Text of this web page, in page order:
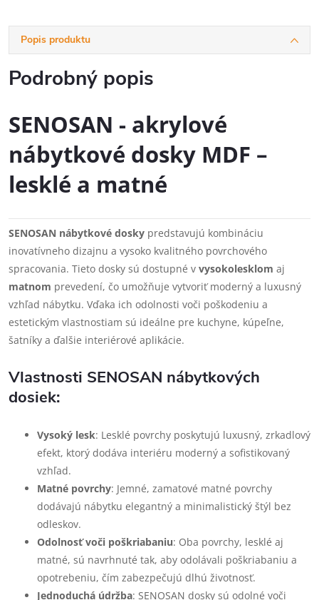
Popis produktu
Podrobný popis
SENOSAN - akrylové
nábytkové dosky MDF –
lesklé a matné
SENOSAN nábytkové dosky predstavujú kombináciu
inovatívneho dizajnu a vysoko kvalitného povrchového
spracovania. Tieto dosky sú dostupné v vysokolesklom aj
matnom prevedení, čo umožňuje vytvoriť moderný a luxusný
vzhľad nábytku. Vďaka ich odolnosti voči poškodeniu a
estetickým vlastnostiam sú ideálne pre kuchyne, kúpeľne,
šatníky a ďalšie interiérové aplikácie.
Vlastnosti SENOSAN nábytkových
dosiek:
Vysoký lesk: Lesklé povrchy poskytujú luxusný, zrkadlový
efekt, ktorý dodáva interiéru moderný a sofistikovaný
vzhľad.
Matné povrchy: Jemné, zamatové matné povrchy
dodávajú nábytku elegantný a minimalistický štýl bez
odleskov.
Odolnosť voči poškriabaniu: Oba povrchy, lesklé aj
matné, sú navrhnuté tak, aby odolávali poškriabaniu a
opotrebeniu, čím zabezpečujú dlhú životnosť.
Jednoduchá údržba: SENOSAN dosky sú odolné voči